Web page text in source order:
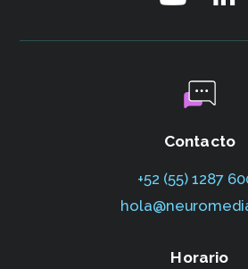
Contacto
+52 (55) 1287
Horario